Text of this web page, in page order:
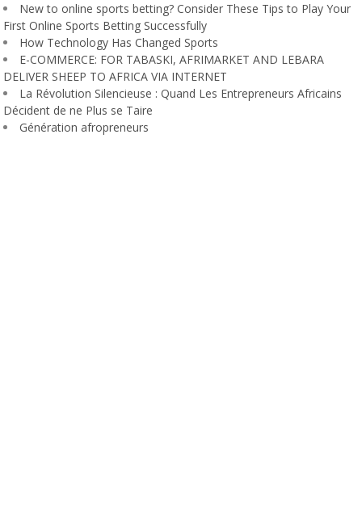
New to online sports betting? Consider These Tips to Play Your
First Online Sports Betting Successfully
How Technology Has Changed Sports
E-COMMERCE: FOR TABASKI, AFRIMARKET AND LEBARA
DELIVER SHEEP TO AFRICA VIA INTERNET
La Révolution Silencieuse : Quand Les Entrepreneurs Africains
Décident de ne Plus se Taire
Génération afropreneurs